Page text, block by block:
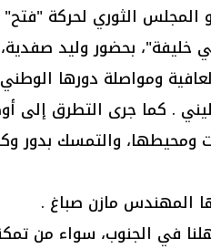
المجلس الثوري لحركة
خليفة"، بحضور وليد
ومواصلة دورها
. كما جرى التطرق إلى
ومحيطها، والتمسك بدور
المهندس مازن صباغ .
في الجنوب، سواء من